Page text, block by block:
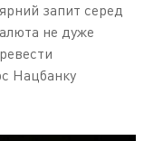
запит серед
не дуже
Нацбанку